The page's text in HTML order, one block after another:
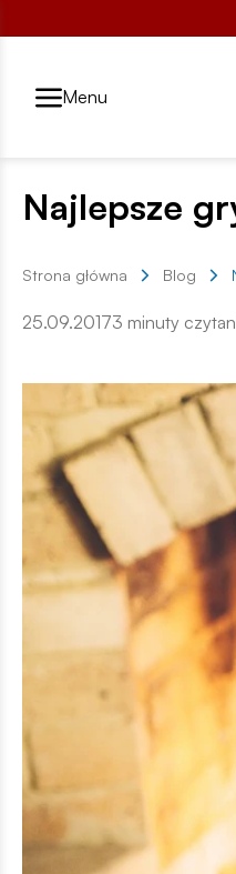
Przełącznik
Menu
Najlepsze
Strona główna Blog
25.09.20173 minuty